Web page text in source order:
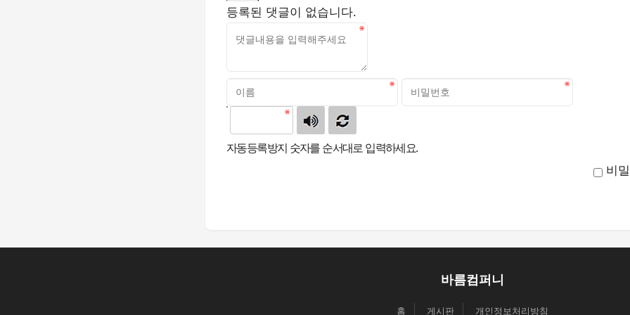
등록된 댓글이 없습니다.
자동등록방지 숫자를 순서대로 입력하세요.
비
바름컴퍼니
홈 게시판 개인정보처리방침